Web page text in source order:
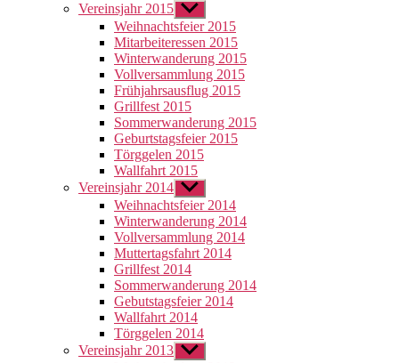
Vereinsjahr 2015 Untermenü
anzeigen
Weihnachtsfeier 2015
Mitarbeiteressen 2015
Winterwanderung 2015
Vollversammlung 2015
Frühjahrsausflug 2015
Grillfest 2015
Sommerwanderung 2015
Geburtstagsfeier 2015
Törggelen 2015
Wallfahrt 2015
Vereinsjahr 2014 Untermenü
anzeigen
Weihnachtsfeier 2014
Winterwanderung 2014
Vollversammlung 2014
Muttertagsfahrt 2014
Grillfest 2014
Sommerwanderung 2014
Gebutstagsfeier 2014
Wallfahrt 2014
Törggelen 2014
Vereinsjahr 2013 Untermenü